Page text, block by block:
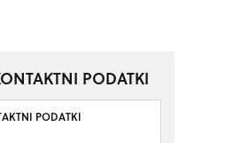
PODATKI
PODATKI